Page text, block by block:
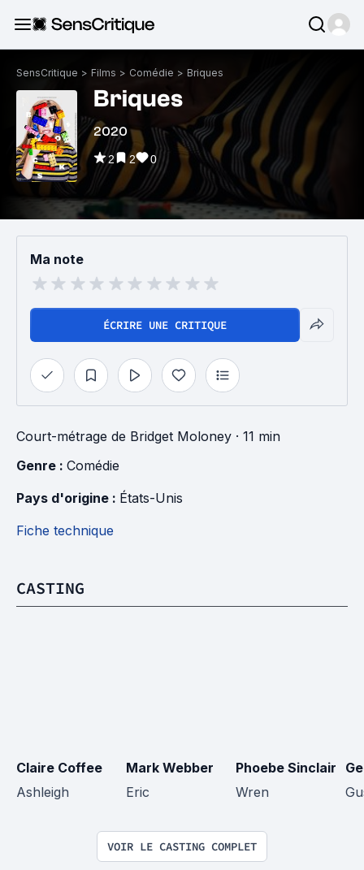
SensCritique > Films > Comédie > Briques
Briques
2020
2 2 0
Ma note
ÉCRIRE UNE CRITIQUE
Court-métrage de Bridget Moloney · 11 min
Genre : Comédie
Pays d'origine : États-Unis
Fiche technique
CASTING
Claire Coffee
Ashleigh
Mark Webber
Eric
Phoebe Sinclair
Wren
VOIR LE CASTING COMPLET